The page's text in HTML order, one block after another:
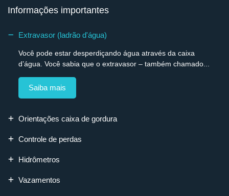
Informações importantes
Extravasor (ladrão d'água)
Você pode estar desperdiçando água através da caixa
d’água. Você sabia que o extravasor – também chamado...
Saiba mais
Orientações caixa de gordura
Controle de perdas
Hidrômetros
Vazamentos